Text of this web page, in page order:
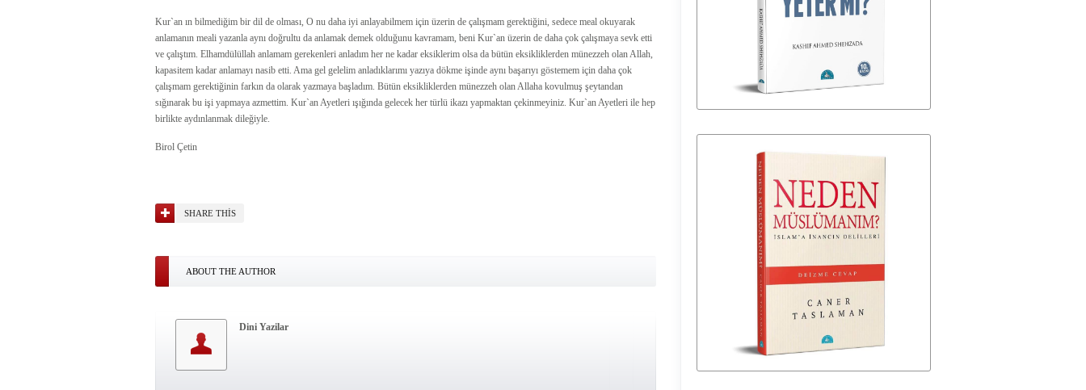
Kur`an ın bilmediğim bir dil de olması, O nu daha iyi anlayabilmem için üzerin de çalışmam gerektiğini, sedece meal okuyarak
anlamanın meali yazanla aynı doğrultu da anlamak demek olduğunu kavramam, beni Kur`an üzerin de daha çok çalışmaya sevk etti
ve çalıştım. Elhamdülüllah anlamam gerekenleri anladım her ne kadar eksiklerim olsa da bütün eksikliklerden münezzeh olan Allah,
kapasitem kadar anlamayı nasib etti. Ama gel gelelim anladıklarımı yazıya dökme işinde aynı başarıyı göstemem için daha çok
çalışmam gerektiğinin farkın da olarak yazmaya başladım. Bütün eksikliklerden münezzeh olan Allaha kovulmuş şeytandan
sığınarak bu işi yapmaya azmettim. Kur`an Ayetleri ışığında gelecek her türlü ikazı yapmaktan çekinmeyiniz. Kur`an Ayetleri ile hep
birlikte aydınlanmak dileğiyle.
Birol Çetin
SHARE THIS
ABOUT THE AUTHOR
Dini Yazilar